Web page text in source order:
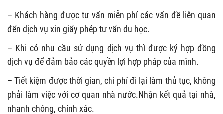
– Khách hàng được tư vấn miễn phí các vấn đề liên quan
đến dịch vụ xin giấy phép tư vấn du học.
– Khi có nhu cầu sử dụng dịch vụ thì được ký hợp đồng
dịch vụ để đảm bảo các quyền lợi hợp pháp của mình.
– Tiết kiệm được thời gian, chi phí đi lại làm thủ tục, không
phải làm việc với cơ quan nhà nước.Nhận kết quả tại nhà,
nhanh chóng, chính xác.